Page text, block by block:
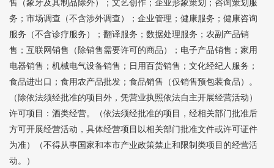
售（象牙及其制品除外）；文艺创作；企业形象策划；咨询策划服
务；市场调查（不含涉外调查）；企业管理；健康服务；健康咨询
服务（不含诊疗服务）；翻译服务；数据处理服务；农副产品销
售；互联网销售（除销售需要许可的商品）；电子产品销售；家用
电器销售；机械电气设备销售；日用百货销售；文化经纪人服务；
食品进出口；食用农产品批发；食品销售（仅销售预包装食品）。
（除依法须经批准的项目外，凭营业执照依法自主开展经营活动）
许可项目：酒类经营。（依法须经批准的项目，经相关部门批准后
方可开展经营活动，具体经营项目以相关部门批准文件或许可证件
为准）（不得从事国家和本市产业政策禁止和限制类项目的经营活
动。）